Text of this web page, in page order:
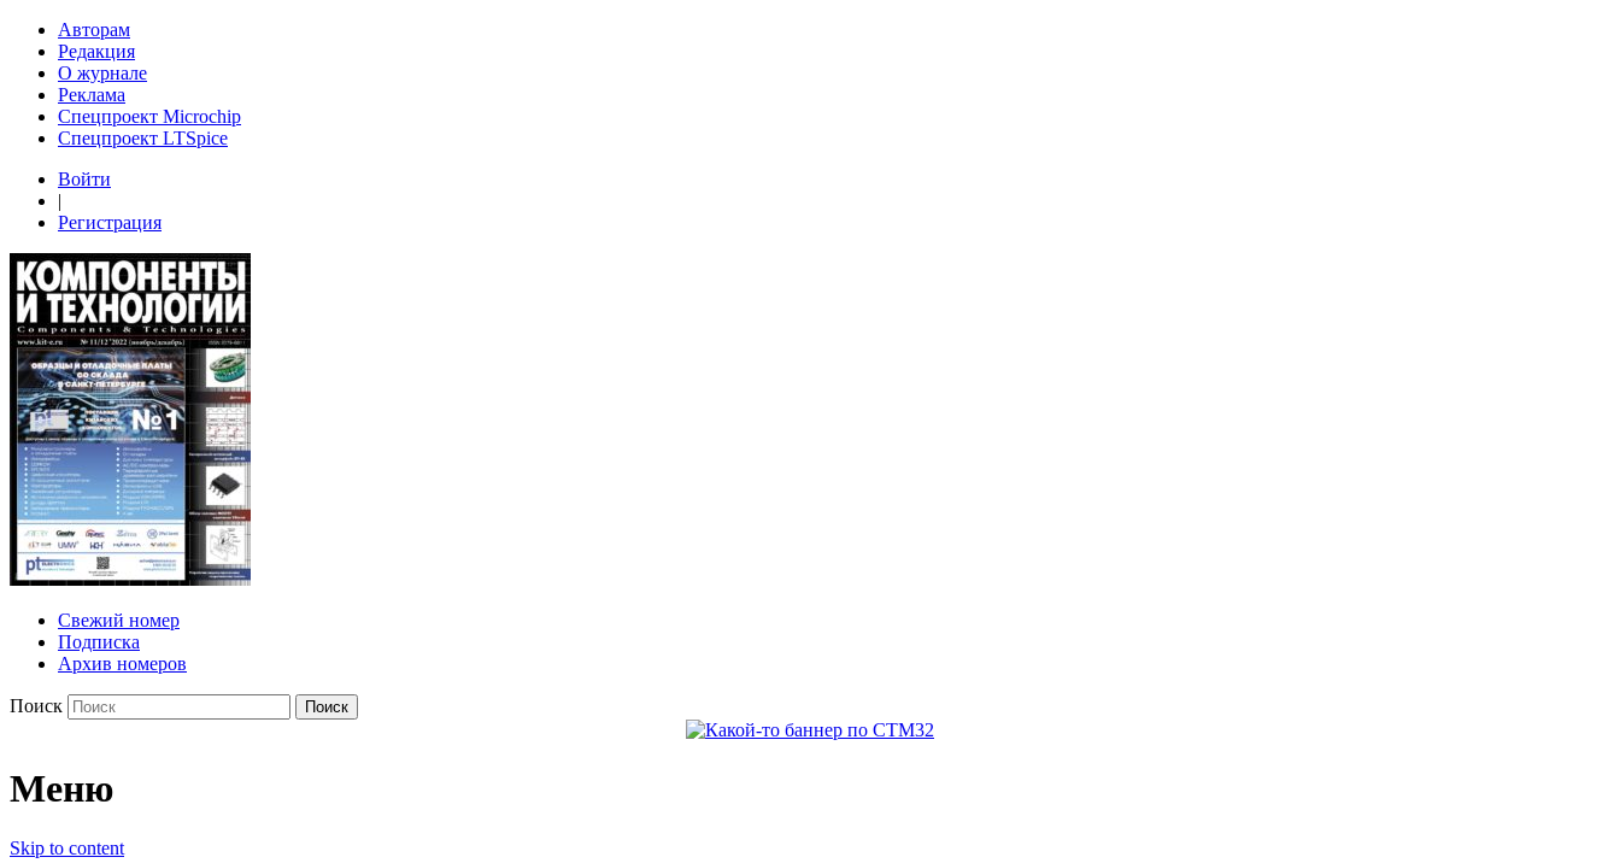
Авторам
Редакция
О журнале
Реклама
Спецпроект Microchip
Спецпроект LTSpice
Войти
|
Регистрация
Свежий номер
Подписка
Архив номеров
Поиск
Меню
Skip to content